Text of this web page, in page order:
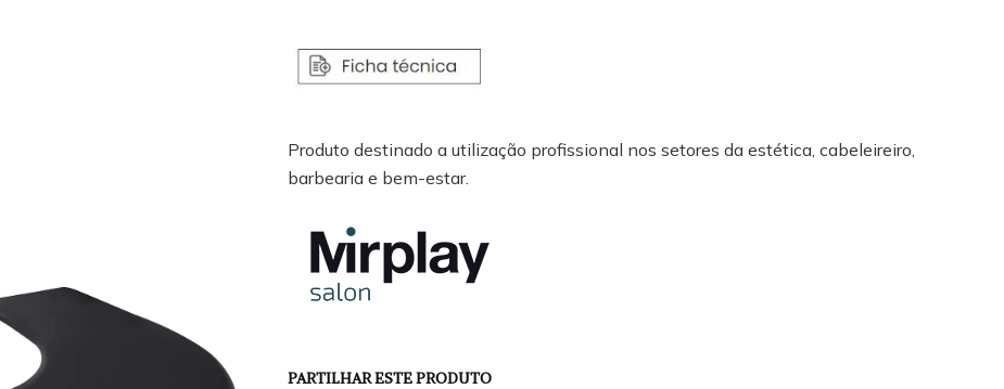
Produto destinado a utilização profissional nos setores da estética, cabeleireiro,
barbearia e bem-estar.
PARTILHAR ESTE PRODUTO